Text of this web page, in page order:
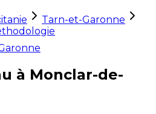
Tarn-et-Garonne
à Monclar-de-